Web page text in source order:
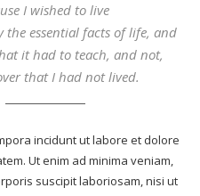
I wished to live
essential facts of life, and
it had to teach, and not,
that I had not lived.
incidunt ut labore et dolore
Ut enim ad minima veniam,
suscipit laboriosam, nisi ut